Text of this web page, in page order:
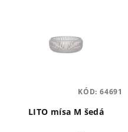
LITO mísa M šedá
KÓD: 64691